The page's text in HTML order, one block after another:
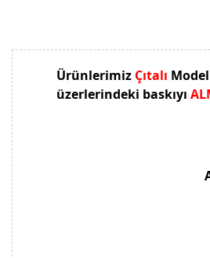
Ürünlerimiz Çıtalı
üzerlerindeki baskıyı